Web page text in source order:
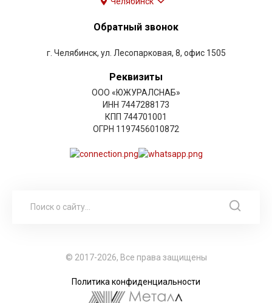
Обратный звонок
г. Челябинск, ул. Лесопарковая, 8, офис 1505
Реквизиты
ООО «ЮЖУРАЛСНАБ»
ИНН 7447288173
КПП 744701001
ОГРН 1197456010872
© 2017-2026, Все права защищены
Политика конфиденциальности